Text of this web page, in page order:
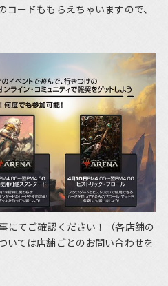
ードももらえちゃいますので、
にてご確認ください！（各店舗の
いては店舗ごとのお問い合わせを